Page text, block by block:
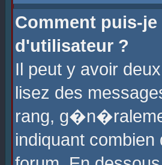
Comment puis-
d'utilisateur ?
Il peut y avoir
lisez des
rang,
indiquant